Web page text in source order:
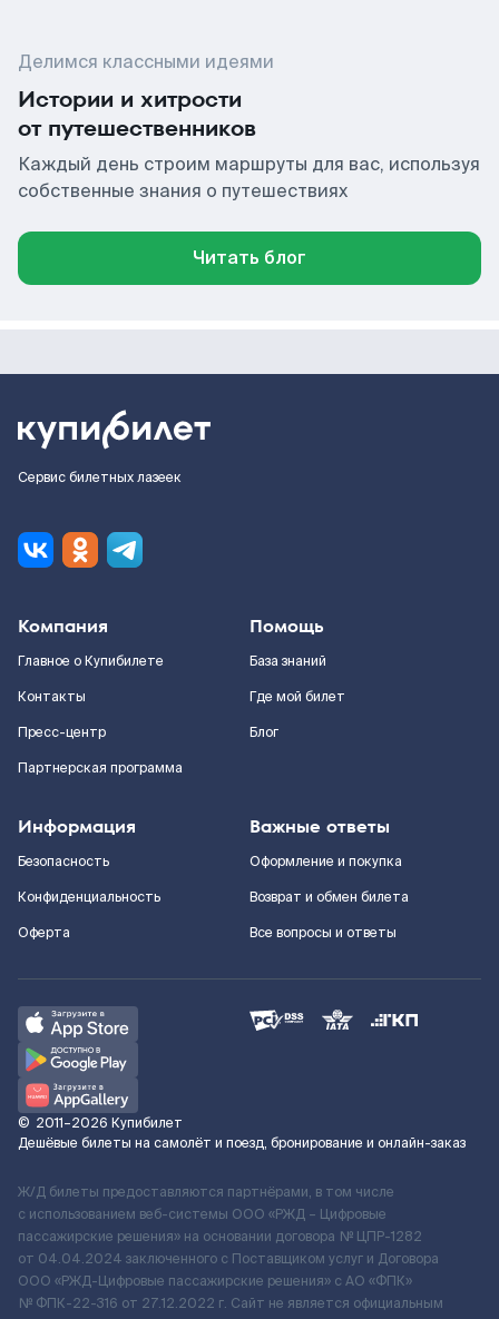
Делимся классными идеями
Истории и хитрости
от путешественников
Каждый день строим маршруты для вас, используя
собственные знания о путешествиях
Читать блог
Сервис билетных лазеек
Компания
Главное о Купибилете
Контакты
Пресс-центр
Партнерская программа
Помощь
База знаний
Где мой билет
Блог
Информация
Безопасность
Конфиденциальность
Оферта
Важные ответы
Оформление и покупка
Возврат и обмен билета
Все вопросы и ответы
© 2011–2026 Купибилет
Дешёвые билеты на самолёт и поезд, бронирование и онлайн-заказ
Ж/Д билеты предоставляются партнёрами, в том числе
с использованием веб-системы ООО «РЖД – Цифровые
пассажирские решения» на основании договора № ЦПР-1282
от 04.04.2024 заключенного с Поставщиком услуг и Договора
ООО «РЖД-Цифровые пассажирские решения» c АО «ФПК»
№ ФПК-22-316 от 27.12.2022 г. Сайт не является официальным